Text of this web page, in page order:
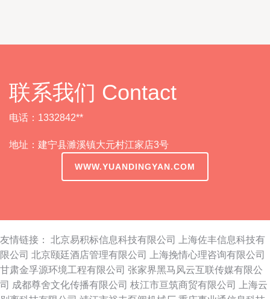
联系我们 Contact
电话：1332842**
地址：建宁县濉溪镇大元村江家店3号
WWW.YUANDINGYAN.COM
友情链接： 北京易积标信息科技有限公司
上海佐丰信息科技有
限公司 北京颐廷酒店管理有限公司
上海挽情心理咨询有限公司
甘肃金孚源环境工程有限公司 张家界黑马风云互联传媒有限公
司 成都尊舍文化传播有限公司 枝江市亘筑商贸有限公司
上海云